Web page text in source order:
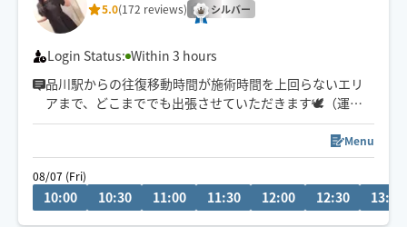
ディープリンパ
5.0(172 reviews) シルバー
Login Status: Within 3 hours
品川駅からの往復移動時間が施術時間を上回らないエリ
アまで、どこまででも出張させていただきます🕊️（運転
免許は自主返納済）
9:30〜港区・品川区・大田区のみ早着可
10:30〜その他エリアはメッセージにて要相談
Menu
08/07 (Fri)
10:00 10:30 11:00 11:30 12:00 12:30 13:00